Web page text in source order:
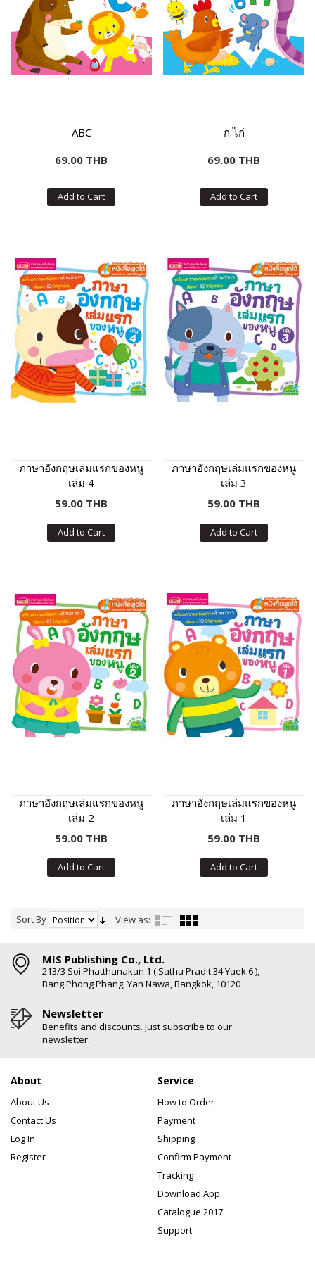
ABC
69.00 THB
Add to Cart
ก ไก่
69.00 THB
Add to Cart
ภาษาอังกฤษเล่มแรกของหนู
เล่ม 4
59.00 THB
Add to Cart
ภาษาอังกฤษเล่มแรกของหนู
เล่ม 3
59.00 THB
Add to Cart
ภาษาอังกฤษเล่มแรกของหนู
เล่ม 2
59.00 THB
Add to Cart
ภาษาอังกฤษเล่มแรกของหนู
เล่ม 1
59.00 THB
Add to Cart
Sort By View as:
MIS Publishing Co., Ltd.
213/3 Soi Phatthanakan 1 ( Sathu Pradit 34 Yaek 6 ),
Bang Phong Phang, Yan Nawa, Bangkok, 10120
Newsletter
Benefits and discounts. Just subscribe to our
newsletter.
About
About Us
Contact Us
Log In
Register
Service
How to Order
Payment
Shipping
Confirm Payment
Tracking
Download App
Catalogue 2017
Support